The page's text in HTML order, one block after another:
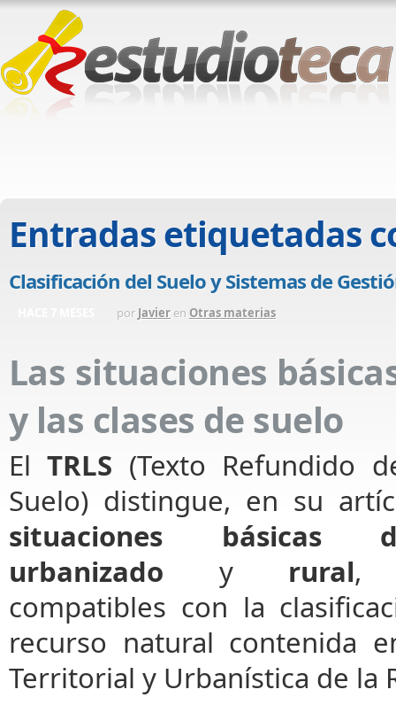
Entradas etiquetadas
Clasificación del Suelo y Sistemas de
por Javier en Otras materias
Las situaciones
y las clases de suelo
ElTRLS (Texto Refundido
Suelo) distingue, en su
situaciones básicas
urbanizado y rural,
compatibles con la
recurso natural contenida
Territorial y Urbanística de la